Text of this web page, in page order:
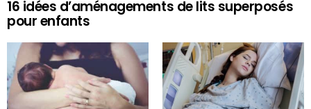
16 idées d’aménagements de lits superposés
pour enfants